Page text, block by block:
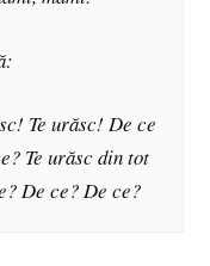
urăsc! De ce
Te urăsc din tot
De ce? De ce?